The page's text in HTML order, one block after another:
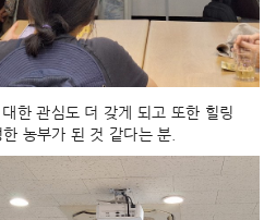
한 관심도 더 갖게 되고 또한 힐링
농부가 된 것 같다는 분.